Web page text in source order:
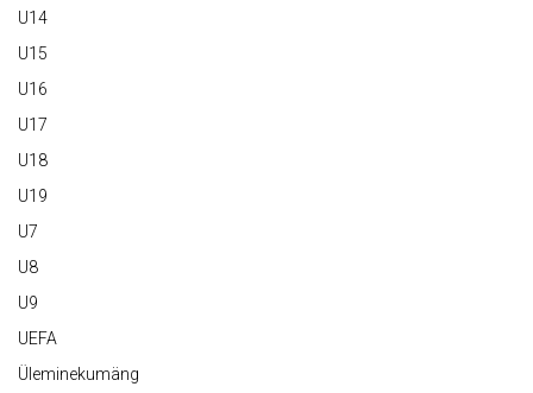
U14
U15
U16
U17
U18
U19
U7
U8
U9
UEFA
Üleminekumäng